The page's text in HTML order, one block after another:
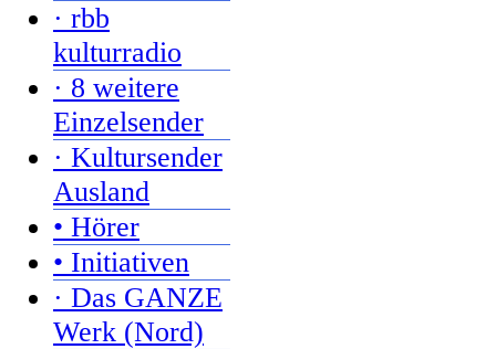
· rbb
kulturradio
· 8 weitere
Einzelsender
· Kultursender
Ausland
• Hörer
• Initiativen
· Das GANZE
Werk (Nord)